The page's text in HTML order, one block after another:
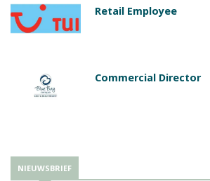
Retail Employee
Commercial Director
NIEUWSBRIEF